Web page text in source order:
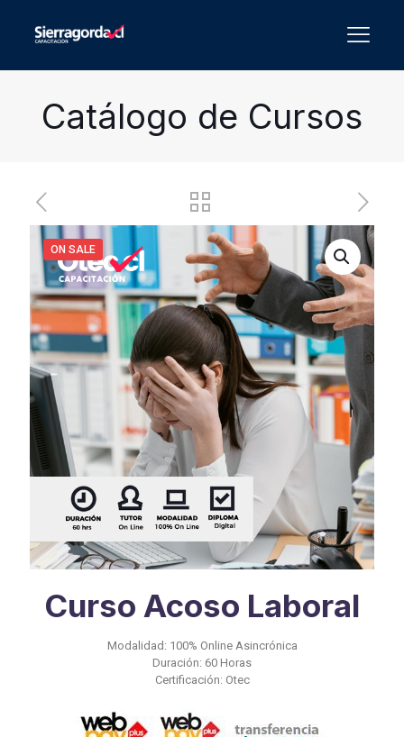
Catálogo de Cursos
ON SALE
Curso Acoso Laboral
Modalidad: 100% Online Asincrónica
Duración: 60 Horas
Certificación: Otec